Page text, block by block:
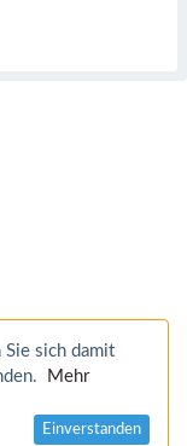
Sie sich damit
Mehr
Einverstanden